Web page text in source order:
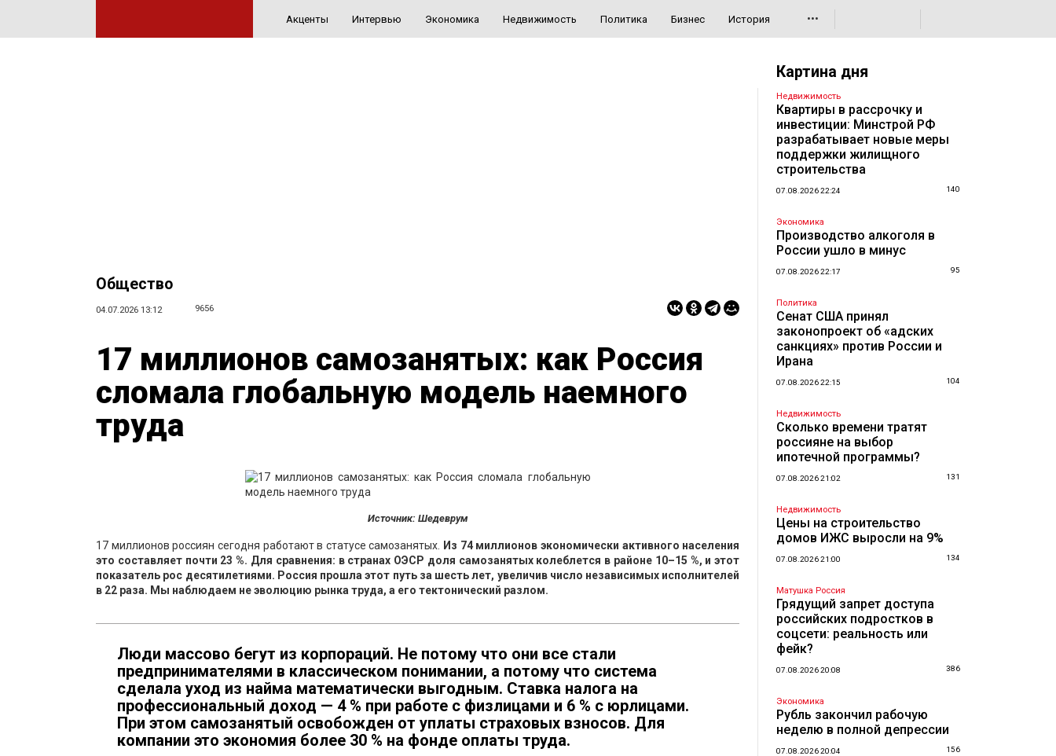
Акценты Интервью Экономика Недвижимость Политика Бизнес История •••
Общество
04.07.2026 13:12 9656
17 миллионов самозанятых: как Россия
сломала глобальную модель наемного
труда
Источник: Шедеврум
17 миллионов россиян сегодня работают в статусе самозанятых.
Из 74 миллионов экономически активного населения
это составляет почти 23 %. Для сравнения: в странах ОЭСР доля самозанятых колеблется в районе 10–15 %, и этот
показатель рос десятилетиями. Россия прошла этот путь за шесть лет, увеличив число независимых исполнителей
в 22 раза. Мы наблюдаем не эволюцию рынка труда, а его тектонический разлом.
Люди массово бегут из корпораций. Не потому что они все стали
предпринимателями в классическом понимании, а потому что система
сделала уход из найма математически выгодным. Ставка налога на
профессиональный доход — 4 % при работе с физлицами и 6 % с юрлицами.
При этом самозанятый освобожден от уплаты страховых взносов. Для
компании это экономия более 30 % на фонде оплаты труда.
Картина дня
Недвижимость
Квартиры в рассрочку и
инвестиции: Минстрой РФ
разрабатывает новые меры
поддержки жилищного
строительства
07.08.2026 22:24 140
Экономика
Производство алкоголя в
России ушло в минус
07.08.2026 22:17 95
Политика
Сенат США принял
законопроект об «адских
санкциях» против России и
Ирана
07.08.2026 22:15 104
Недвижимость
Сколько времени тратят
россияне на выбор
ипотечной программы?
07.08.2026 21:02 131
Недвижимость
Цены на строительство
домов ИЖС выросли на 9%
07.08.2026 21:00 134
Матушка Россия
Грядущий запрет доступа
российских подростков в
соцсети: реальность или
фейк?
07.08.2026 20:08 386
Экономика
Рубль закончил рабочую
неделю в полной депрессии
07.08.2026 20:04 156